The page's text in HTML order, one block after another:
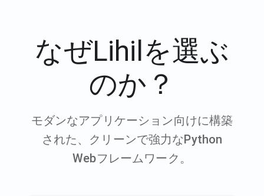
なぜLihilを選ぶ
のか？
モダンなアプリケーション向けに構築
された、クリーンで強力なPython
Webフレームワーク。